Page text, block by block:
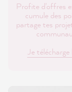
Profite d'offres
cumule des
partage tes
Je télécharge